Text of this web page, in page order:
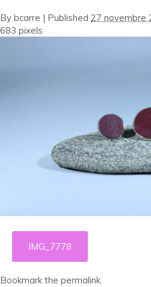
By bcarre | Published 27 novembre
683 pixels
IMG_7778
Bookmark the permalink.